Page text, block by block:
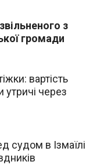
з
громади
вартість
через
судом в Ізмаїлі